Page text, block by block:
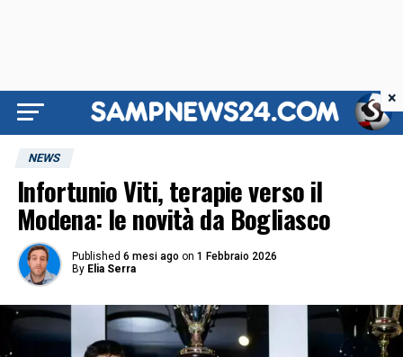
NEWS
Infortunio Viti, terapie verso il
Modena: le novità da Bogliasco
Published 6 mesi ago on 1 Febbraio 2026
By Elia Serra
×